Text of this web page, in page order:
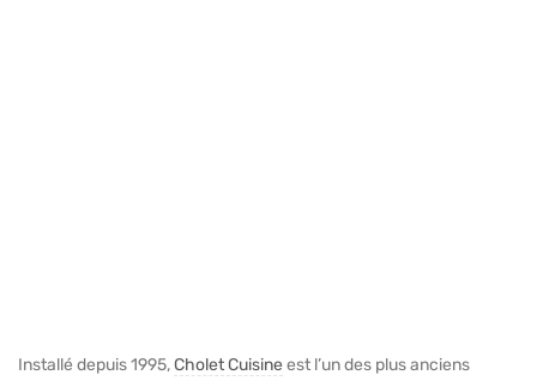
Installé depuis 1995,Cholet Cuisine est l’un des plus anciens